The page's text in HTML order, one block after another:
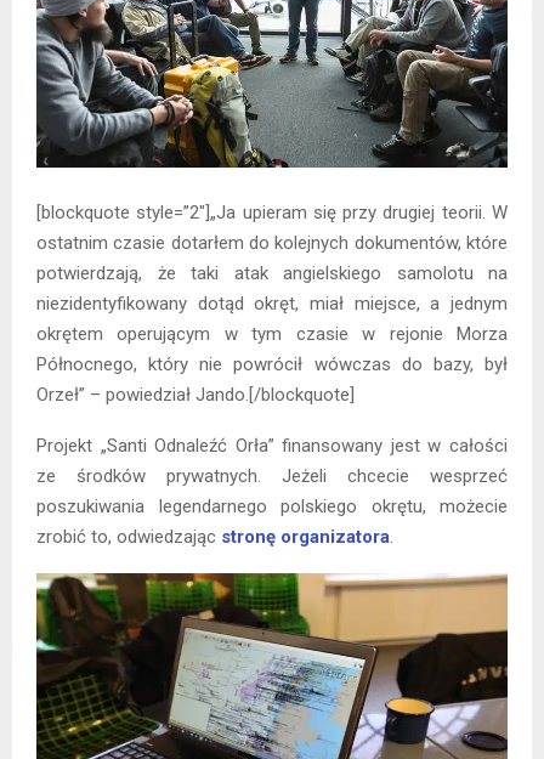
[blockquote style=”2″]„Ja upieram się przy drugiej teorii. W
ostatnim czasie dotarłem do kolejnych dokumentów, które
potwierdzają, że taki atak angielskiego samolotu na
niezidentyfikowany dotąd okręt, miał miejsce, a jednym
okrętem operującym w tym czasie w rejonie Morza
Północnego, który nie powrócił wówczas do bazy, był
Orzeł” – powiedział Jando.[/blockquote]
Projekt „Santi Odnaleźć Orła” finansowany jest w całości
ze środków prywatnych. Jeżeli chcecie wesprzeć
poszukiwania legendarnego polskiego okrętu, możecie
zrobić to, odwiedzając stronę organizatora